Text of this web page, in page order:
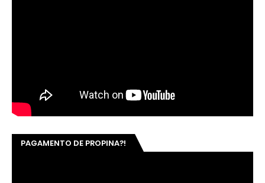
PAGAMENTO DE PROPINA?!